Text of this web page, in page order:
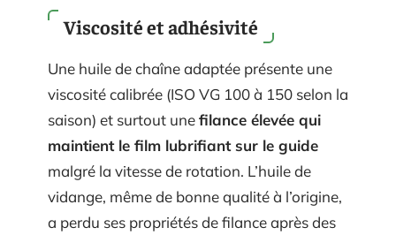
Viscosité et adhésivité
Une huile de chaîne adaptée présente une
viscosité calibrée (ISO VG 100 à 150 selon la
saison) et surtout unefilance élevée qui
maintient le film lubrifiant sur le guide
malgré la vitesse de rotation. L’huile de
vidange, même de bonne qualité à l’origine,
a perdu ses propriétés de filance après des